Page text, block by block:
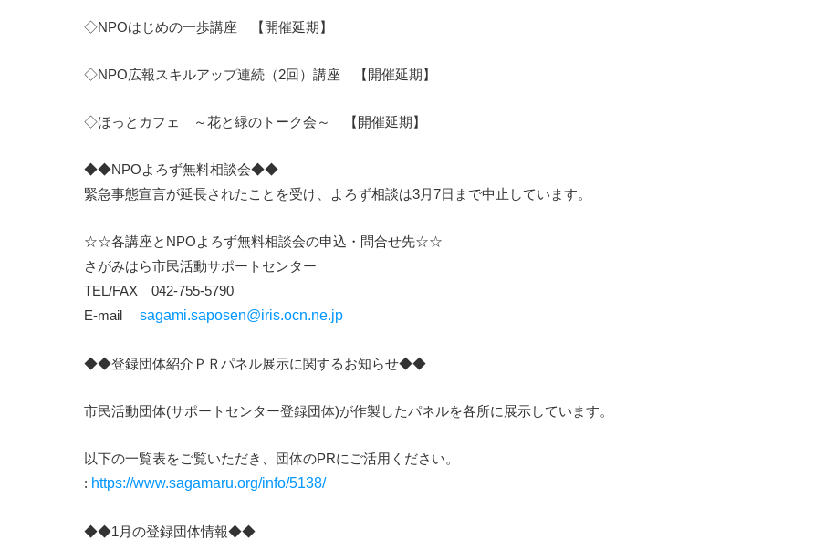
◇NPOはじめの一歩講座 【開催延期】
◇NPO広報スキルアップ連続（2回）講座 【開催延期】
◇ほっとカフェ ～花と緑のトーク会～ 【開催延期】
◆◆NPOよろず無料相談会◆◆
緊急事態宣言が延長されたことを受け、よろず相談は3月7日まで中止しています。
☆☆各講座とNPOよろず無料相談会の申込・問合せ先☆☆
さがみはら市民活動サポートセンター
TEL/FAX 042-755-5790
E-mail sagami.saposen@iris.ocn.ne.jp
◆◆登録団体紹介ＰＲパネル展示に関するお知らせ◆◆
市民活動団体(サポートセンター登録団体)が作製したパネルを各所に展示しています。
以下の一覧表をご覧いただき、団体のPRにご活用ください。
: https://www.sagamaru.org/info/5138/
◆◆1月の登録団体情報◆◆